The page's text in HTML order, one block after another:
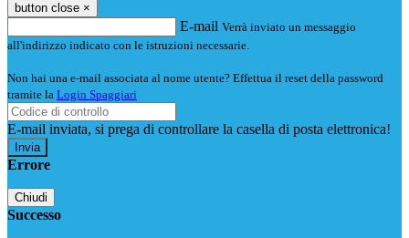
button close ×
E-mail Verrà inviato un messaggio
all'indirizzo indicato con le istruzioni necessarie.
Non hai una e-mail associata al nome utente? Effettua il reset della password
tramite la Login Spaggiari
E-mail inviata, si prega di controllare la casella di posta elettronica!
Errore
Chiudi
Successo